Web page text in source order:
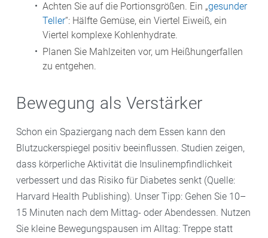
Achten Sie auf die Portionsgrößen. Ein „gesunder
Teller“: Hälfte Gemüse, ein Viertel Eiweiß, ein
Viertel komplexe Kohlenhydrate.
Planen Sie Mahlzeiten vor, um Heißhungerfallen
zu entgehen.
Bewegung als Verstärker
Schon ein Spaziergang nach dem Essen kann den
Blutzuckerspiegel positiv beeinflussen. Studien zeigen,
dass körperliche Aktivität die Insulinempfindlichkeit
verbessert und das Risiko für Diabetes senkt (Quelle:
Harvard Health Publishing). Unser Tipp: Gehen Sie 10–
15 Minuten nach dem Mittag- oder Abendessen. Nutzen
Sie kleine Bewegungspausen im Alltag: Treppe statt